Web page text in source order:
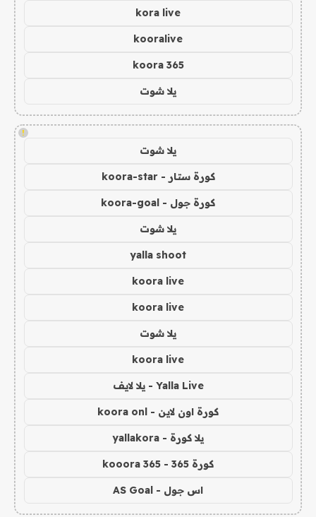
kora live
kooralive
koora 365
يلا شوت
!
يلا شوت
كورة ستار - koora-star
كورة جول - koora-goal
يلا شوت
yalla shoot
koora live
koora live
يلا شوت
koora live
Yalla Live - يلا لايف
كورة اون لاين - koora onl
يلا كورة - yallakora
كورة 365 - kooora 365
اس جول - AS Goal